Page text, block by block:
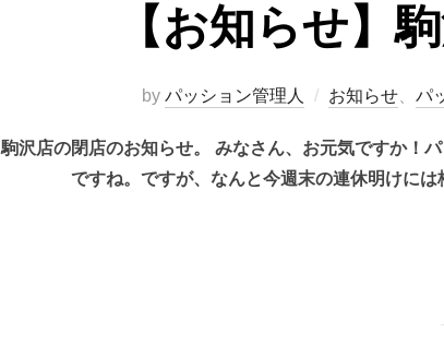
【お知らせ】
by パッション管理人 お知らせ パ
駒沢店の閉店のお知らせ。 みなさん、お元気ですか！
ですね。ですが、なんと今週末の連休明けに